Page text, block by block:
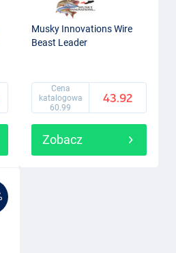
Musky Innovations Wire
Beast Leader
Cena
katalogowa
60.99
43.92
Zobacz